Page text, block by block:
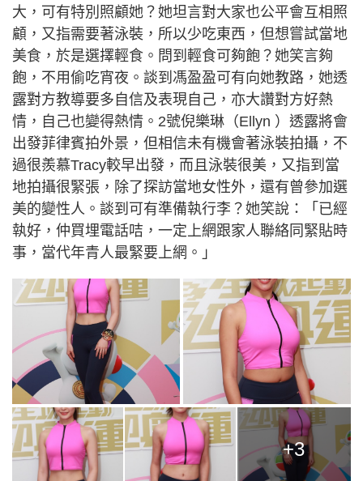
大，可有特別照顧她？她坦言對大家也公平會互相照
顧，又指需要著泳裝，所以少吃東西，但想嘗試當地
美食，於是選擇輕食。問到輕食可夠飽？她笑言夠
飽，不用偷吃宵夜。談到馮盈盈可有向她教路，她透
露對方教導要多自信及表現自己，亦大讚對方好熱
情，自己也變得熱情。2號倪樂琳（Ellyn ）透露將會
出發菲律賓拍外景，但相信未有機會著泳裝拍攝，不
過很羨慕Tracy較早出發，而且泳裝很美，又指到當
地拍攝很緊張，除了探訪當地女性外，還有曾參加選
美的變性人。談到可有準備執行李？她笑說：「已經
執好，仲買埋電話咭，一定上網跟家人聯絡同緊貼時
事，當代年青人最緊要上網。」
+3